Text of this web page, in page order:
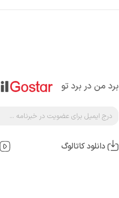
برد من در برد تو
دانلود کاتالوگ